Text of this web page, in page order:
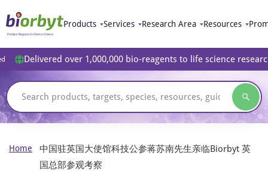
Products Services Research Area Resources
Delivered over 1,000,000 bio-reagents to life science
Home
中国驻英国大使馆科技公参蒋苏南先生亲临Biorbyt 英
国总部参观考察